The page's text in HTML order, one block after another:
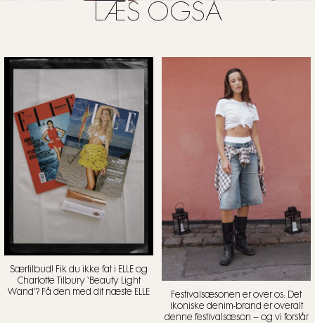
LÆS OGSÅ
Særtilbud! Fik du ikke fat i ELLE og
Charlotte Tilbury ‘Beauty Light
Wand’? Få den med dit næste ELLE
Festivalsæsonen er over os: Det
ikoniske denim-brand er overalt
denne festivalsæson – og vi forstår